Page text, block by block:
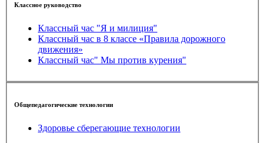
Классное руководство
Классный час "Я и милиция"
Классный час в 8 классе «Правила дорожного
движения»
Классный час" Мы против курения"
Общепедагогические технологии
Здоровье сберегающие технологии